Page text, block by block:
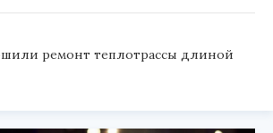
ремонт теплотрассы длиной